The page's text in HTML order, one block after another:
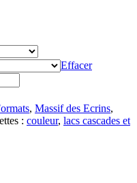
Effacer
, Massif des Ecrins,
: couleur, lacs cascades et